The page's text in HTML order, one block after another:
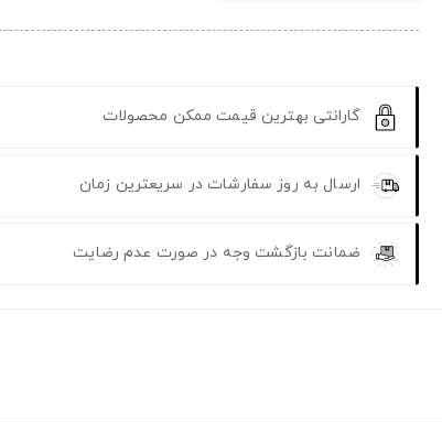
گارانتی بهترین قیمت ممکن محصولات
ارسال به روز سفارشات در سریعترین زمان
ضمانت بازگشت وجه در صورت عدم رضایت